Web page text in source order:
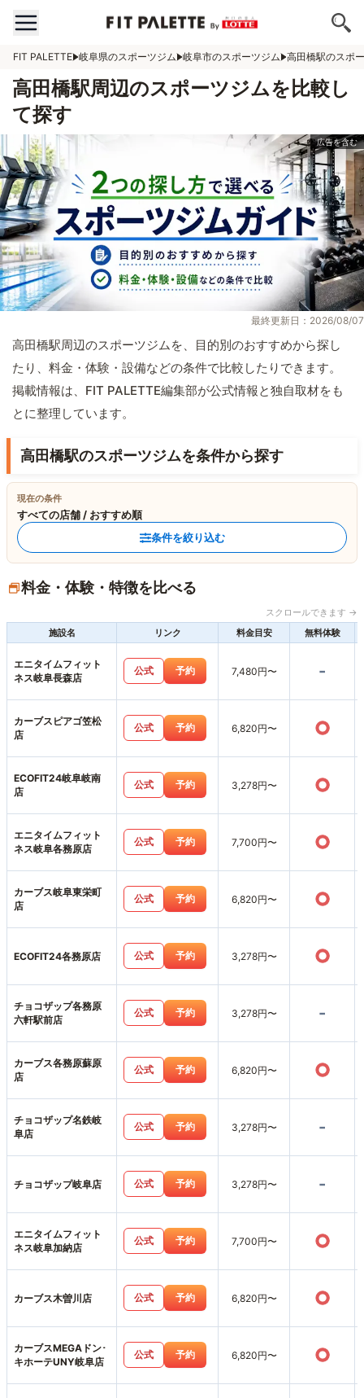
FIT PALETTE 岐阜県のスポーツジム 岐阜市のスポーツジム 高田橋駅のスポ
高田橋駅周辺のスポーツジムを比較し
て探す
最終更新日：2026/08/07
高田橋駅周辺のスポーツジムを、目的別のおすすめから探し
たり、料金・体験・設備などの条件で比較したりできます。
掲載情報は、FIT PALETTE編集部が公式情報と独自取材をも
とに整理しています。
高田橋駅のスポーツジムを条件から探す
現在の条件
すべての店舗 / おすすめ順
条件を絞り込む
料金・体験・特徴を比べる
スクロールできます →
施設名
リンク 料金目安 無料体験
エニタイムフィット
ネス岐阜長森店
公式 予約 7,480円〜 -
カーブスピアゴ笠松
店
公式 予約 6,820円〜 ○
ECOFIT24岐阜岐南
店
公式 予約 3,278円〜 ○
エニタイムフィット
ネス岐阜各務原店
公式 予約 7,700円〜 ○
カーブス岐阜東栄町
店
公式 予約 6,820円〜 ○
ECOFIT24各務原店 公式 予約 3,278円〜 ○
チョコザップ各務原
六軒駅前店
公式 予約 3,278円〜 -
カーブス各務原蘇原
店
公式 予約 6,820円〜 ○
チョコザップ名鉄岐
阜店
公式 予約 3,278円〜 -
チョコザップ岐阜店 公式 予約 3,278円〜 -
エニタイムフィット
ネス岐阜加納店
公式 予約 7,700円〜 ○
カーブス木曽川店 公式 予約 6,820円〜 ○
カーブスMEGAドン･
キホーテUNY岐阜店
公式 予約 6,820円〜 ○